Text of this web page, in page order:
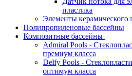
пластика
Элементы керамического
Полипропиленовые бассейны
Композитные бассейны
Admiral Pools -
премиум класса
Delfy Pools -
оптимум класса